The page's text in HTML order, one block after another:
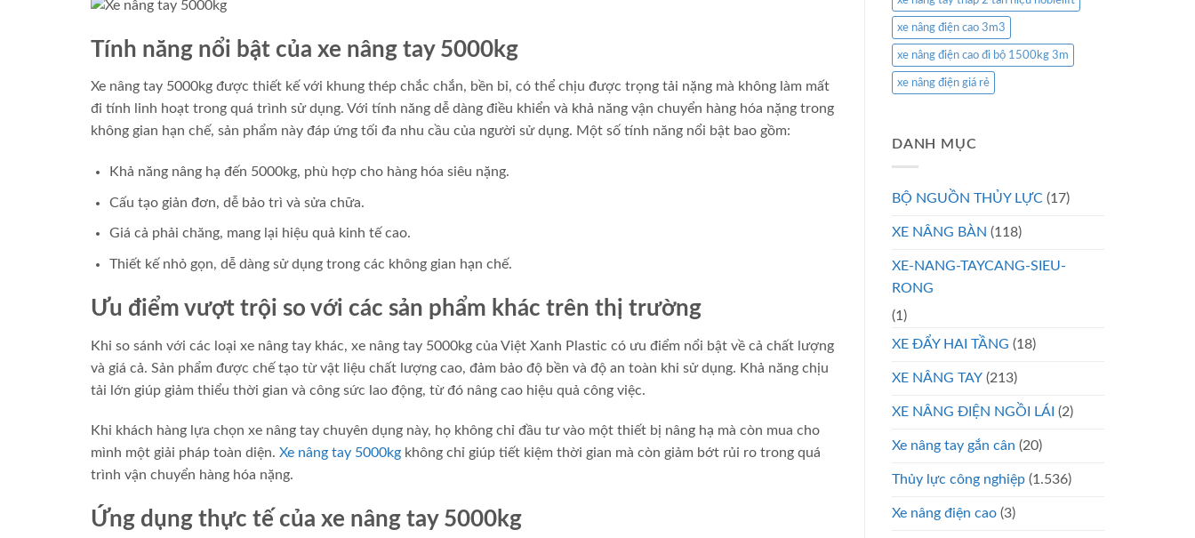
Tính năng nổi bật của xe nâng tay 5000kg
Xe nâng tay 5000kg được thiết kế với khung thép chắc chắn, bền bỉ, có thể chịu được trọng tải nặng mà không làm mất
đi tính linh hoạt trong quá trình sử dụng. Với tính năng dễ dàng điều khiển và khả năng vận chuyển hàng hóa nặng trong
không gian hạn chế, sản phẩm này đáp ứng tối đa nhu cầu của người sử dụng. Một số tính năng nổi bật bao gồm:
Khả năng nâng hạ đến 5000kg, phù hợp cho hàng hóa siêu nặng.
Cấu tạo giản đơn, dễ bảo trì và sửa chữa.
Giá cả phải chăng, mang lại hiệu quả kinh tế cao.
Thiết kế nhỏ gọn, dễ dàng sử dụng trong các không gian hạn chế.
Ưu điểm vượt trội so với các sản phẩm khác trên thị trường
Khi so sánh với các loại xe nâng tay khác, xe nâng tay 5000kg của Việt Xanh Plastic có ưu điểm nổi bật về cả chất lượng
và giá cả. Sản phẩm được chế tạo từ vật liệu chất lượng cao, đảm bảo độ bền và độ an toàn khi sử dụng. Khả năng chịu
tải lớn giúp giảm thiểu thời gian và công sức lao động, từ đó nâng cao hiệu quả công việc.
Khi khách hàng lựa chọn xe nâng tay chuyên dụng này, họ không chỉ đầu tư vào một thiết bị nâng hạ mà còn mua cho
mình một giải pháp toàn diện. Xe nâng tay 5000kg không chỉ giúp tiết kiệm thời gian mà còn giảm bớt rủi ro trong quá
trình vận chuyển hàng hóa nặng.
Ứng dụng thực tế của xe nâng tay 5000kg
xe nâng điện cao 3m3
xe nâng điện cao đi bộ 1500kg 3m
xe nâng điện giá rẻ
DANH MỤC
BỘ NGUỒN THỦY LỰC (17)
XE NÂNG BÀN (118)
XE-NANG-TAYCANG-SIEU-
RONG
(1)
XE ĐẨY HAI TẦNG (18)
XE NÂNG TAY (213)
XE NÂNG ĐIỆN NGỒI LÁI (2)
Xe nâng tay gắn cân (20)
Thủy lực công nghiệp (1.536)
Xe nâng điện cao (3)